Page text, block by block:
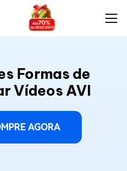
Formas de
Vídeos AVI
AGORA